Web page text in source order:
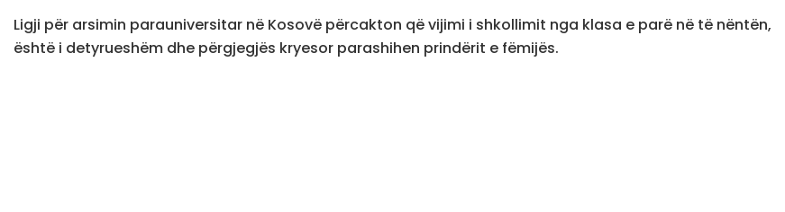
Ligji për arsimin parauniversitar në Kosovë përcakton që vijimi i shkollimit nga klasa e parë në të nëntën,
është i detyrueshëm dhe përgjegjës kryesor parashihen prindërit e fëmijës.